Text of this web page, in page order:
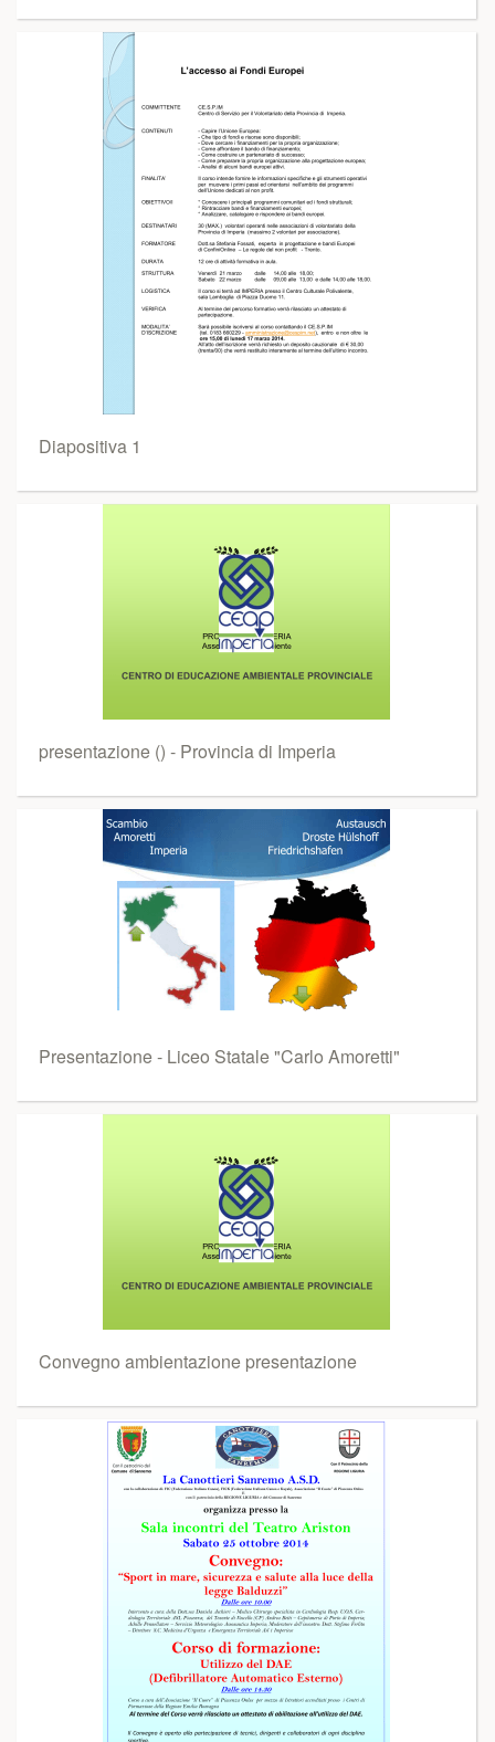
Diapositiva 1
presentazione () - Provincia di Imperia
Presentazione - Liceo Statale "Carlo Amoretti"
Convegno ambientazione presentazione